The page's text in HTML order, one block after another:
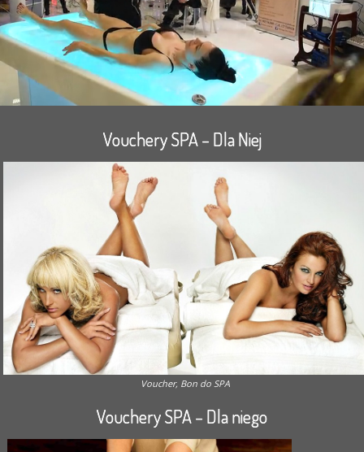
Vouchery SPA – Dla Niej
Voucher, Bon do SPA
Vouchery SPA – Dla niego